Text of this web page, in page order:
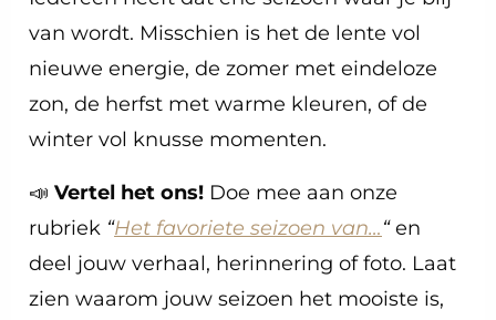
van wordt. Misschien is het de lente vol
nieuwe energie, de zomer met eindeloze
zon, de herfst met warme kleuren, of de
winter vol knusse momenten.
📣 Vertel het ons! Doe mee aan onze
rubriek “Het favoriete seizoen van…“en
deel jouw verhaal, herinnering of foto. Laat
zien waarom jouw seizoen het mooiste is,